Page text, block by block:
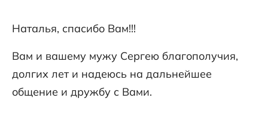
Наталья, спасибо Вам!!!
Вам и вашему мужу Сергею благополучия,
долгих лет и надеюсь на дальнейшее
общение и дружбу с Вами.